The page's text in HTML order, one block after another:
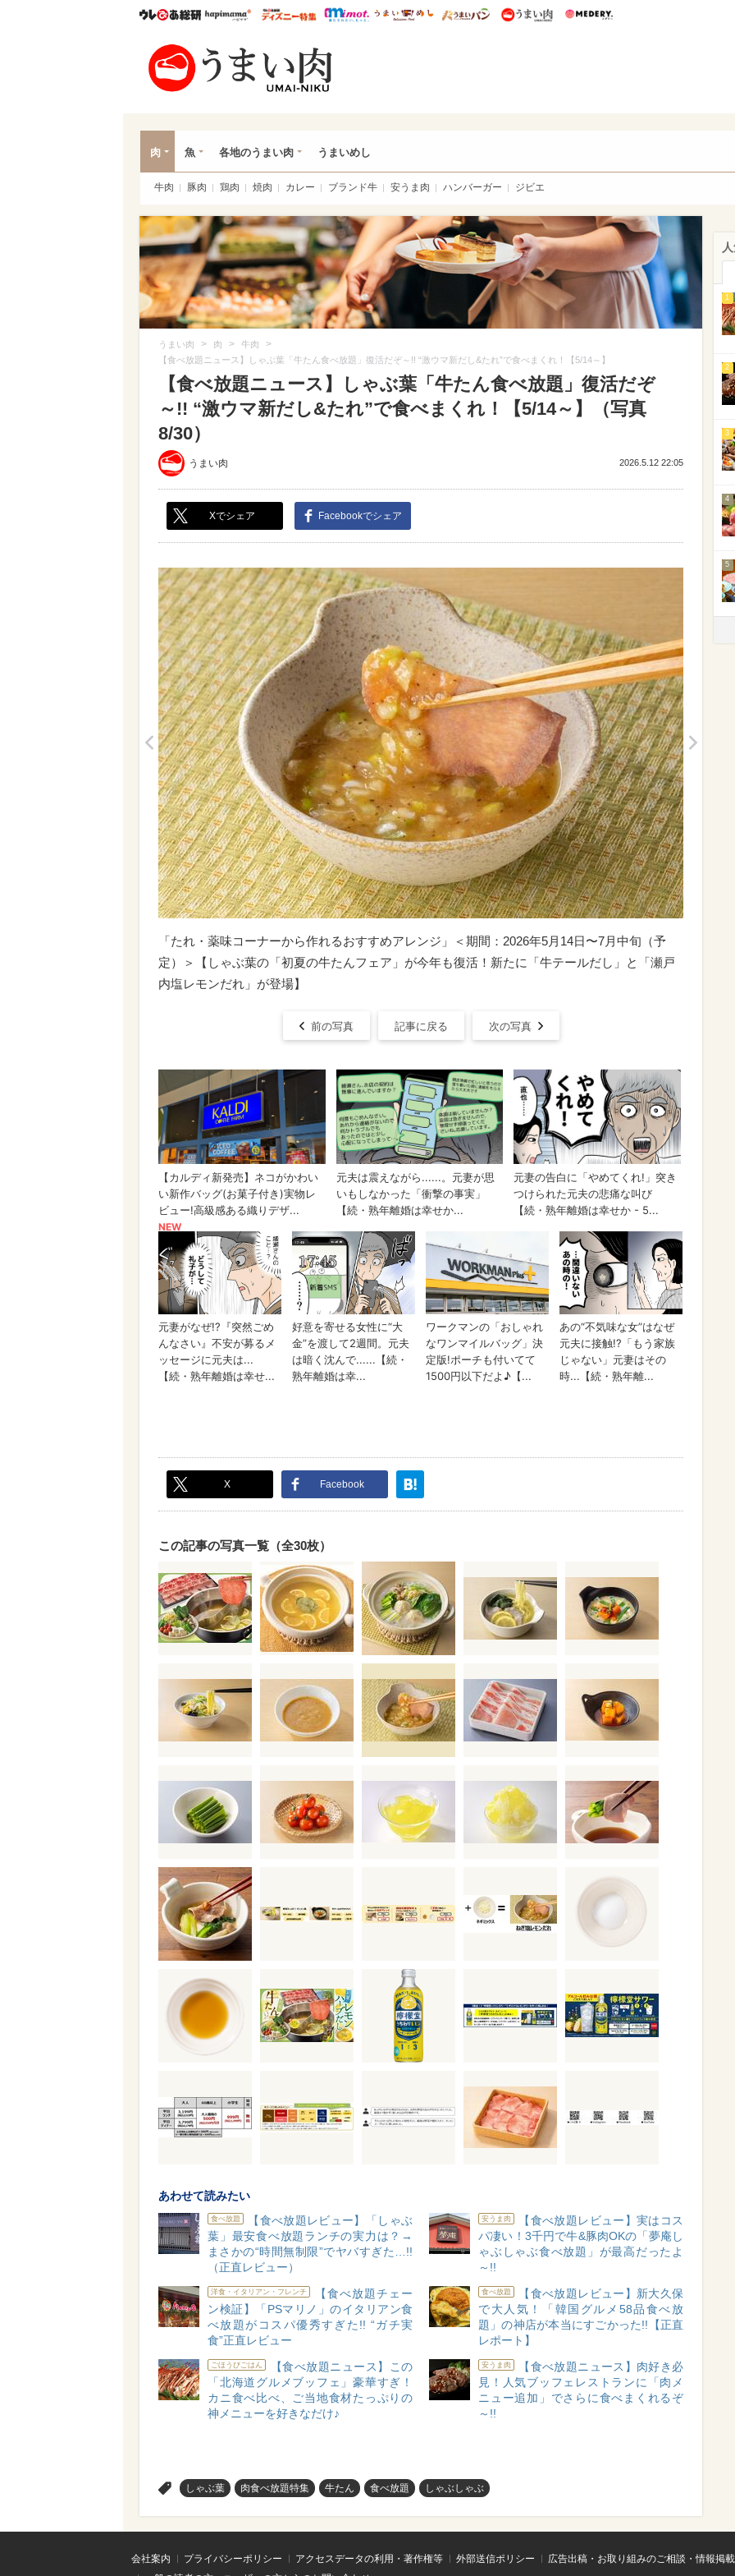
ウレぴあ総研ハピママ* ウレぴあ総研 ディズニー特集
mimot. うまいめし うまいパン うまい肉
肉 魚 各地のうまい肉 うまいめし
牛肉 豚肉 鶏肉 焼肉 カレー ブランド牛 安うま肉 ハンバーガー ジビエ
うまい肉 > 肉 > 牛肉 >
【食べ放題ニュース】しゃぶ葉「牛たん食べ放題」復活だぞ～!! “激ウマ新だし&たれ”で食べまくれ！【5/14～】
【食べ放題ニュース】しゃぶ葉「牛たん食べ放題」復活だぞ
～!! “激ウマ新だし&たれ”で食べまくれ！【5/14～】（写真
8/30）
うまい肉 2026.5.12 22:05
Xでシェア Facebookでシェア
「​​​たれ・薬味コーナーから作れるおすすめアレンジ」＜期間：2026年5月14日〜7月中旬（予
定）＞【しゃぶ葉の「初夏の牛たんフェア」が今年も復活！新たに「牛テールだし」と「瀬戸
内塩レモンだれ」が登場】
前の写真 記事に戻る 次の写真
X Facebook
この記事の写真一覧（全30枚）
あわせて読みたい
食べ放題
【食べ放題レビュー】「​​しゃぶ
葉」最安食べ放題ランチの実力は？→
まさかの“時間無制限”でヤバすぎた…!!
（正直レビュー）
安うま肉
【食べ放題レビュー】実はコス
パ凄い！3千円で牛&豚肉OKの「夢庵し
ゃぶしゃぶ食べ放題」が最高だったよ
～!!
洋食・イタリアン・フレンチ
【食べ放題チェー
ン検証】「PSマリノ」のイタリアン食
べ放題がコスパ優秀すぎた!! “ガチ実
食”正直レビュー
食べ放題
【食べ放題レビュー】新大久保
で大人気！「韓国グルメ58品食べ放
題」の神店が本当にすごかった!!【正直
レポート】
ごほうびごはん
【食べ放題ニュース】この
「北海道グルメブッフェ」豪華すぎ！
カニ食べ比べ、ご当地食材たっぷりの
神メニューを好きなだけ♪
安うま肉
【食べ放題ニュース】肉好き必
見！人気ブッフェレストランに「肉メ
ニュー追加」でさらに食べまくれるぞ
～!!
しゃぶ葉 肉食べ放題特集 牛たん 食べ放題 しゃぶしゃぶ
1
2
3
4
5
会社案内 プライバシーポリシー アクセスデータの利用・著作権等 外部送信ポリシー
広告出稿・お取り組みのご相談・情報掲